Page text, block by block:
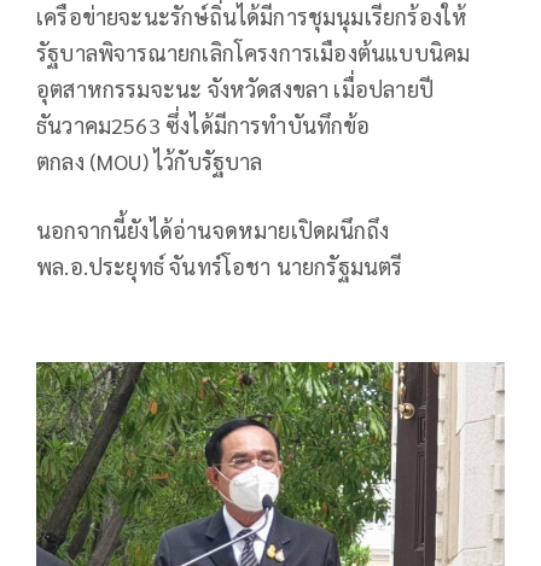
เครือข่ายจะนะรักษ์ถิ่นได้มีการชุมนุมเรียกร้องให้
รัฐบาลพิจารณายกเลิกโครงการเมืองต้นแบบนิคม
อุตสาหกรรมจะนะ จังหวัดสงขลา เมื่อปลายปี
ธันวาคม2563 ซึ่งได้มีการทำบันทึกข้อ
ตกลง (MOU) ไว้กับรัฐบาล
นอกจากนี้ยังได้อ่านจดหมายเปิดผนึกถึง
พล.อ.ประยุทธ์ จันทร์โอชา นายกรัฐมนตรี